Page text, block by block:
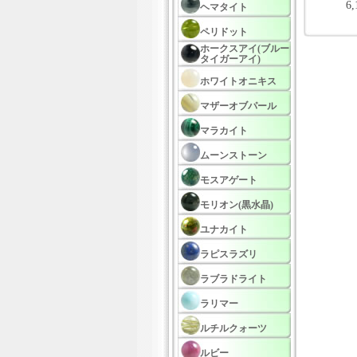
ヘマタイト
ペリドット
ホークスアイ(ブルー
タイガーアイ)
ホワイトオニキス
マザーオブパール
マラカイト
ムーンストーン
モスアゲート
モリオン(黒水晶)
ユナカイト
ラピスラズリ
ラブラドライト
ラリマー
ルチルクォーツ
ルビー